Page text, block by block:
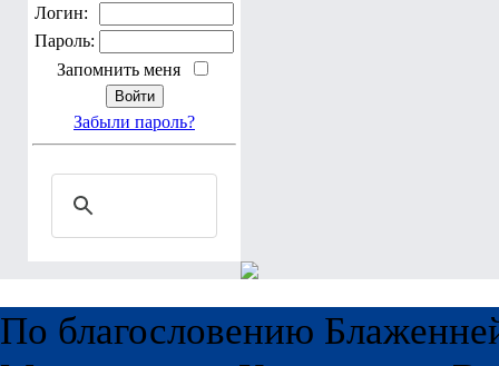
Логин:
Пароль:
Запомнить меня
Забыли пароль?
По благословению